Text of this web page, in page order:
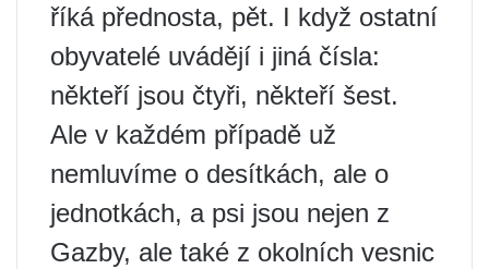
říká přednosta, pět. I když ostatní
obyvatelé uvádějí i jiná čísla:
někteří jsou čtyři, někteří šest.
Ale v každém případě už
nemluvíme o desítkách, ale o
jednotkách, a psi jsou nejen z
Gazby, ale také z okolních vesnic